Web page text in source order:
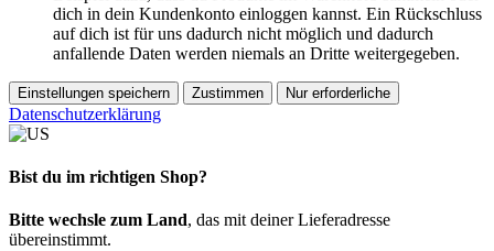
dich in dein Kundenkonto einloggen kannst. Ein Rückschluss
auf dich ist für uns dadurch nicht möglich und dadurch
anfallende Daten werden niemals an Dritte weitergegeben.
Einstellungen speichern Zustimmen Nur erforderliche
Datenschutzerklärung
Bist du im richtigen Shop?
Bitte wechsle zum Land, das mit deiner Lieferadresse
übereinstimmt.